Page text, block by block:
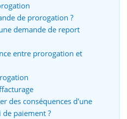
de prorogation ?
demande de report
entre prorogation et
des conséquences d'une
paiement ?